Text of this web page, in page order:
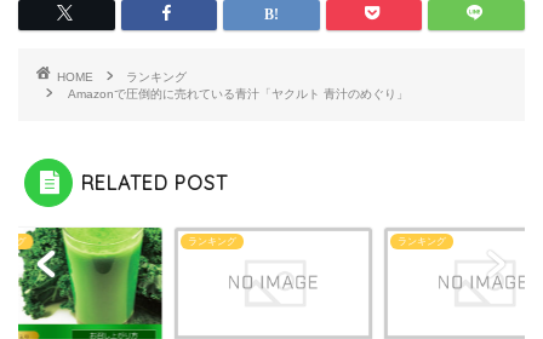
HOME
ランキング
Amazonで圧倒的に売れている青汁「ヤクルト 青汁のめぐり」
RELATED POST
ング ランキング ランキング